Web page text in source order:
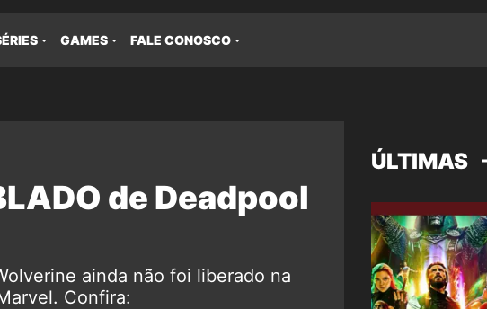
GAMES FALE CONOSCO
de Deadpool
ainda não foi liberado na
Confira:
ÚLTIMAS